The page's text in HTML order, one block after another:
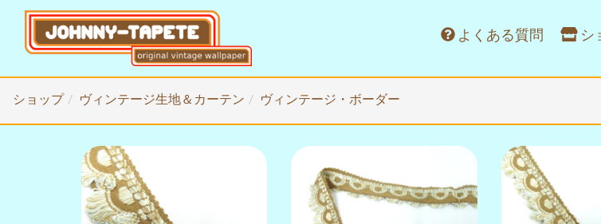
よくある質問 シ
ショップ ヴィンテージ生地＆カーテン ヴィンテージ・ボーダー